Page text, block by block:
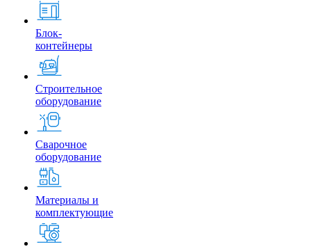
Блок-
контейнеры
Строительное
оборудование
Сварочное
оборудование
Материалы и
комплектующие